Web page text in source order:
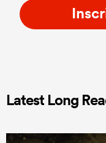
Latest Long